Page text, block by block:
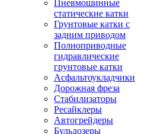
Пневмошинные
статические катки
Грунтовые катки с
задним приводом
Полноприводные
гидравлические
грунтовые катки
Асфальтоукладчики
Дорожная фреза
Стабилизаторы
Ресайклеры
Автогрейдеры
Бульдозеры